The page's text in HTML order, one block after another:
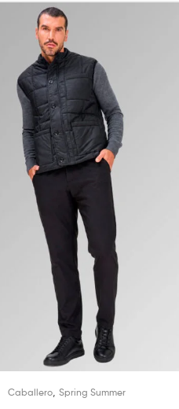
Caballero ,Spring Summer